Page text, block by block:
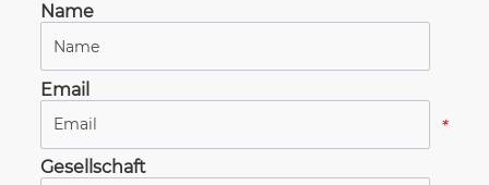
Name
Email
*
Gesellschaft